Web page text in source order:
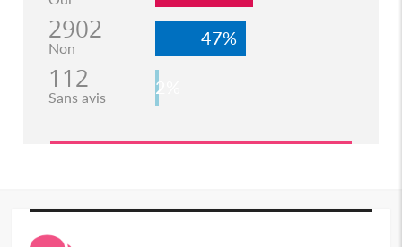
2902
Non 47%
112
Sans avis 2%